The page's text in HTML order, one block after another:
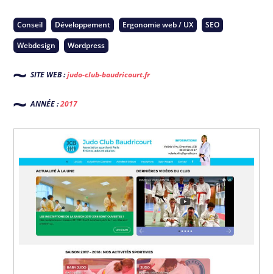
Conseil Développement Ergonomie web / UX
SEO
Webdesign
Wordpress
SITE WEB :judo-club-baudricourt.fr
ANNÉE :2017